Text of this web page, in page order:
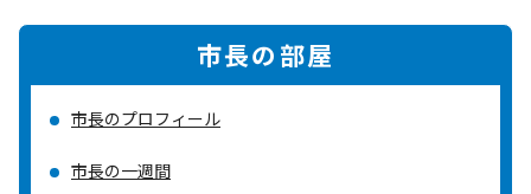
市長の部屋
市長のプロフィール
市長の一週間